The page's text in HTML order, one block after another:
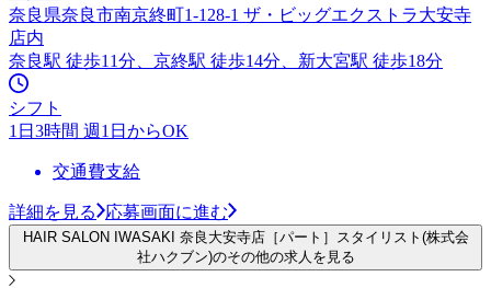
奈良県奈良市南京終町1-128-1 ザ・ビッグエクストラ大安寺
店内
奈良駅 徒歩11分、京終駅 徒歩14分、新大宮駅 徒歩18分
シフト
1日3時間 週1日からOK
交通費支給
詳細を見る 応募画面に進む
HAIR SALON IWASAKI 奈良大安寺店［パート］スタイリスト(株式会
社ハクブン)のその他の求人を見る